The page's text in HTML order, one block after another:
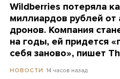
Wildberries потеряла
миллиардов рублей от
дронов. Компания
на годы, ей придется
себя заново», пишет
НОВОСТИ 14 часов назад